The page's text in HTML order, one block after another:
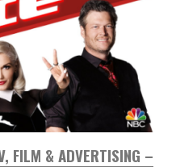
FILM & ADVERTISING –